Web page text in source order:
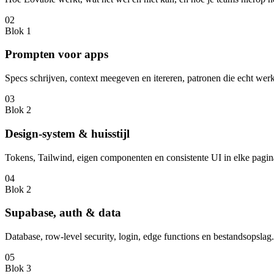
02
Blok 1
Prompten voor apps
Specs schrijven, context meegeven en itereren, patronen die echt
03
Blok 2
Design-system & huisstijl
Tokens, Tailwind, eigen componenten en consistente UI in elke
04
Blok 2
Supabase, auth & data
Database, row-level security, login, edge functions en bestandsopslag.
05
Blok 3